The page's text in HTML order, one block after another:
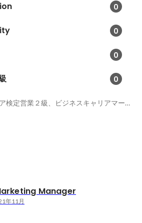
0
0
0
0
ビジネスキャリア検定営業２級、ビジネスキャリアマーケティング２級
Manager
年11月